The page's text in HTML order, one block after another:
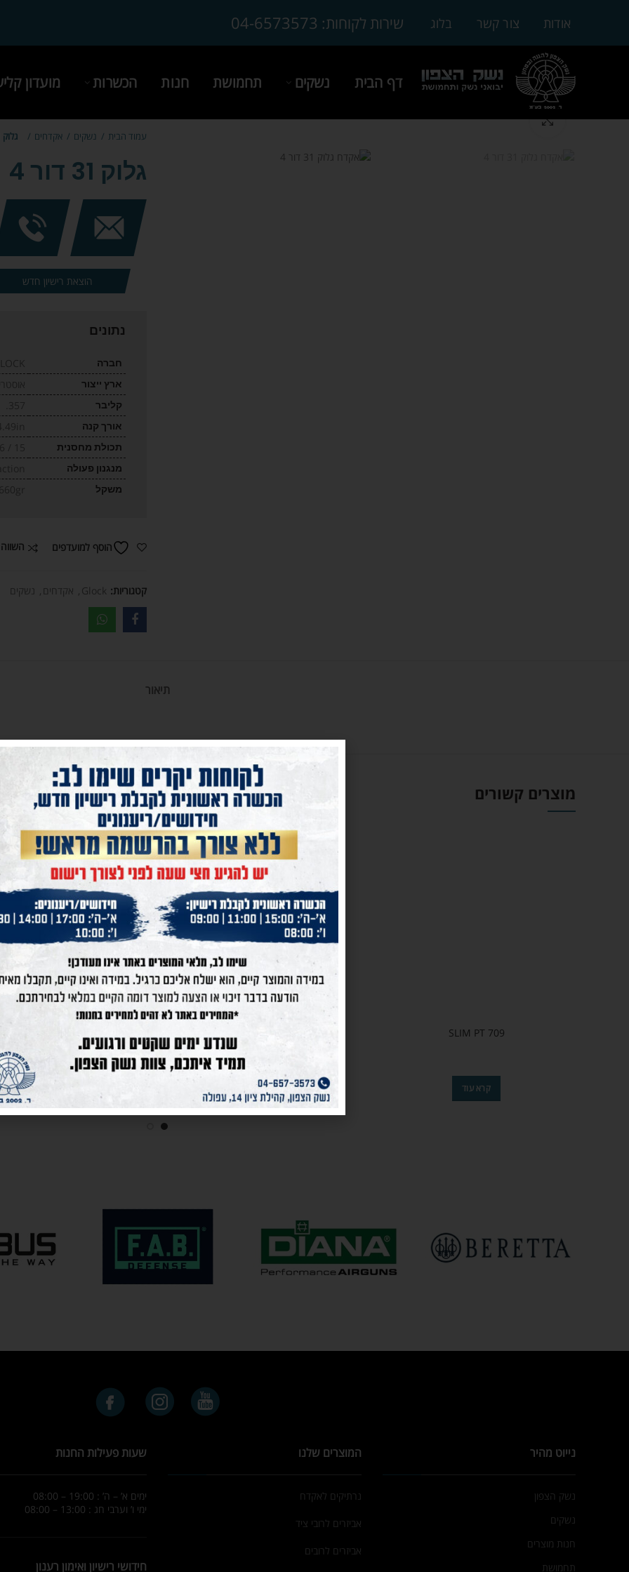
אודות צור קשר בלוג שירות לקוחות: 04-6573573
דף הבית נשקים תחמושת חנות הכשרות מועדון
Click to enlarge
עמוד הבית
נשקים אקדחים גלוק 31 דור 4
גלוק 31 דור 4
הוצאת רישיון חדש
נתונים
חברה
ארץ ייצור
קליבר
אורך קנה
תכולת מחסנית
מנגנון פעולה
משקל
הוסף למועדפים
קטגוריות: Glock אקדחים נשקים
תיאור
מוצרים קשורים
SLIM PT 709
קרא עוד קרא עוד
נייוט מהיר
נשק הצפון
נשקים
חנות מוצרים
תחמושת
המוצרים שלנו
נרתיקים לאקדח
אביזרים לרובי ציד
אביזרים לרובים
שעות פעילות החנות
ימים א’ – ה’ : 19:00 – 08:00
ימי ו’ וערבי חג : 13:00 – 08:00
חידושי רישיון ואימון רענון